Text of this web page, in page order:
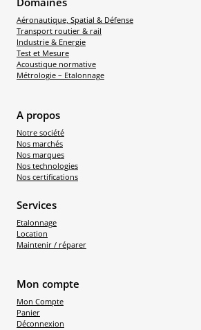
Aéronautique, Spatial & Défense
Transport routier & rail
Industrie & Energie
Test et Mesure
Acoustique normative
Métrologie – Etalonnage
A propos
Notre société
Nos marchés
Nos marques
Nos technologies
Nos certifications
Services
Etalonnage
Location
Maintenir / réparer
Mon compte
Mon Compte
Panier
Déconnexion